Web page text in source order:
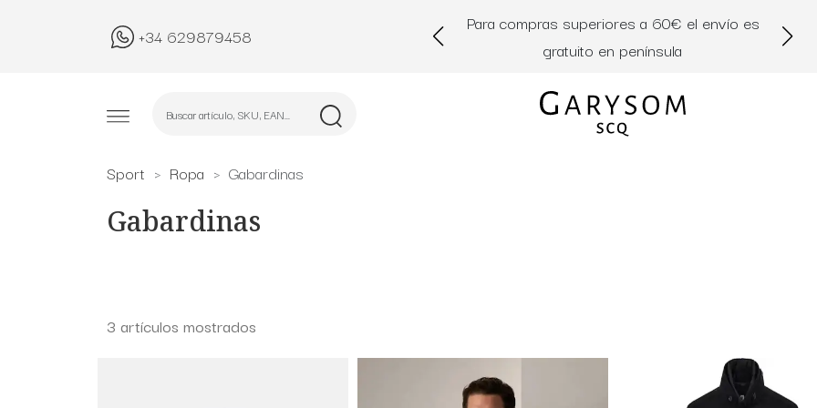
+34 629879458
Para compras superiores a 60€ el envío es
gratuito en península
Sport Ropa Gabardinas
Gabardinas
3 artículos mostrados